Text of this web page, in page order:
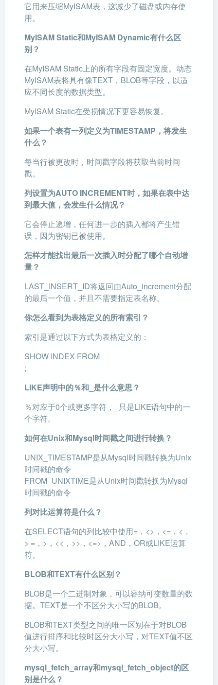
它用来压缩MyISAM表，这减少了磁盘或内存使
用。
MyISAM Static和MyISAM Dynamic有什么区
别？
在MyISAM Static上的所有字段有固定宽度。动态
MyISAM表将具有像TEXT，BLOB等字段，以适
应不同长度的数据类型。
MyISAM Static在受损情况下更容易恢复。
如果一个表有一列定义为TIMESTAMP，将发生
什么？
每当行被更改时，时间戳字段将获取当前时间
戳。
列设置为AUTO INCREMENT时，如果在表中达
到最大值，会发生什么情况？
它会停止递增，任何进一步的插入都将产生错
误，因为密钥已被使用。
怎样才能找出最后一次插入时分配了哪个自动增
量？
LAST_INSERT_ID将返回由Auto_increment分配
的最后一个值，并且不需要指定表名称。
你怎么看到为表格定义的所有索引？
索引是通过以下方式为表格定义的：
SHOW INDEX FROM
;
LIKE声明中的％和_是什么意思？
％对应于0个或更多字符，_只是LIKE语句中的一
个字符。
如何在Unix和Mysql时间戳之间进行转换？
UNIX_TIMESTAMP是从Mysql时间戳转换为Unix
时间戳的命令
FROM_UNIXTIME是从Unix时间戳转换为Mysql
时间戳的命令
列对比运算符是什么？
在SELECT语句的列比较中使用=，<>，<=，<，
> =，>，<<，>>，<=>，AND，OR或LIKE运算
符。
BLOB和TEXT有什么区别？
BLOB是一个二进制对象，可以容纳可变数量的数
据。TEXT是一个不区分大小写的BLOB。
BLOB和TEXT类型之间的唯一区别在于对BLOB
值进行排序和比较时区分大小写，对TEXT值不区
分大小写。
mysql_fetch_array和mysql_fetch_object的区
别是什么？